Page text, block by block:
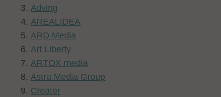
Adving
AREALIDEA
ARD Media
Art Liberty
ARTOX media
Astra Media Group
Creater